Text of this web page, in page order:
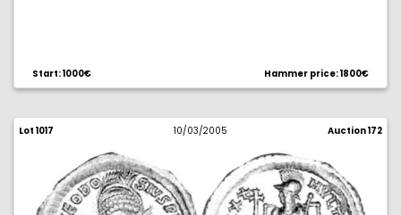
Start: 1000€ Hammer price: 1800€
Lot 1017 10/03/2005 Auction 172